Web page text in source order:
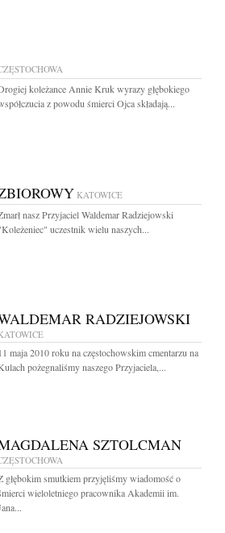
koleżance Annie Kruk wyrazy głębokiego
z powodu śmierci Ojca składają...
KATOWICE
nasz Przyjaciel Waldemar Radziejowski
uczestnik wielu naszych...
RADZIEJOWSKI
11 maja 2010 roku na częstochowskim cmentarzu na
pożegnaliśmy naszego Przyjaciela,...
SZTOLCMAN
głębokim smutkiem przyjęliśmy wiadomość o
wieloletniego pracownika Akademii im.